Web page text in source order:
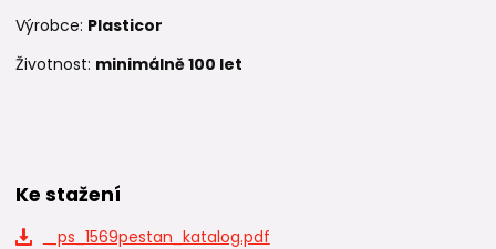
Výrobce: Plasticor
Životnost: minimálně 100 let
Ke stažení
_ps_1569pestan_katalog.pdf